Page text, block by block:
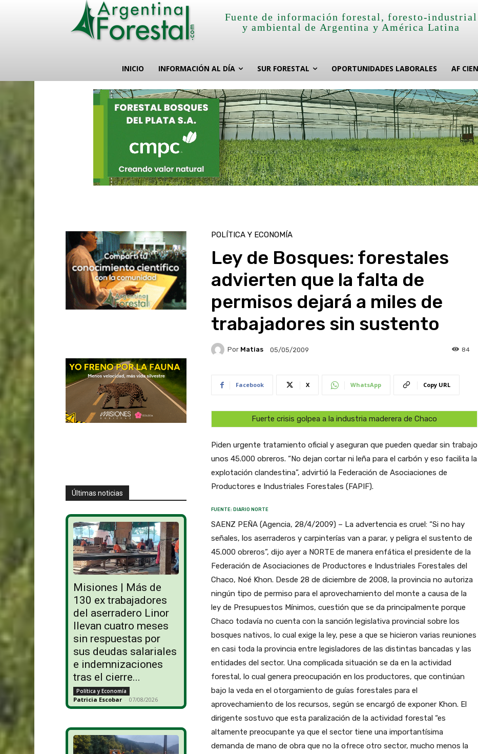
Fuente de información forestal, foresto-industrial
y ambiental de Argentina y América Latina
INICIO INFORMACIÓN AL DÍA SUR FORESTAL OPORTUNIDADES LABORALES AF
Últimas noticias
Misiones | Más de
130 ex trabajadores
del aserradero Linor
llevan cuatro meses
sin respuestas por
sus deudas salariales
e indemnizaciones
tras el cierre...
Política y Economía
Patricia Escobar - 07/08/2026
POLÍTICA Y ECONOMÍA
Ley de Bosques: forestales
advierten que la falta de
permisos dejará a miles de
trabajadores sin sustento
Por Matias 05/05/2009 84
Facebook X WhatsApp Copy URL
Fuerte crisis golpea a la industria maderera de Chaco
Piden urgente tratamiento oficial y aseguran que pueden quedar sin trabajo
unos 45.000 obreros. “No dejan cortar ni leña para el carbón y eso facilita la
explotación clandestina”, advirtió la Federación de Asociaciones de
Productores e Industriales Forestales (FAPIF).
FUENTE: DIARIO NORTE
SAENZ PEÑA (Agencia, 28/4/2009) – La advertencia es cruel: “Si no hay
señales, los aserraderos y carpinterías van a parar, y peligra el sustento de
45.000 obreros”, dijo ayer a NORTE de manera enfática el presidente de la
Federación de Asociaciones de Productores e Industriales Forestales del
Chaco, Noé Khon. Desde 28 de diciembre de 2008, la provincia no autoriza
ningún tipo de permiso para el aprovechamiento del monte a causa de la
ley de Presupuestos Mínimos, cuestión que se da principalmente porque
Chaco todavía no cuenta con la sanción legislativa provincial sobre los
bosques nativos, lo cual exige la ley, pese a que se hicieron varias reuniones
en casi toda la provincia entre legisladores de las distintas bancadas y las
entidades del sector. Una complicada situación se da en la actividad
forestal, lo cual genera preocupación en los productores, que continúan
bajo la veda en el otorgamiento de guías forestales para el
aprovechamiento de los recursos, según se encargó de exponer Khon. El
dirigente sostuvo que esta paralización de la actividad forestal “es
altamente preocupante ya que el sector tiene una importantísima
demanda de mano de obra que no la ofrece otro sector, mucho menos la